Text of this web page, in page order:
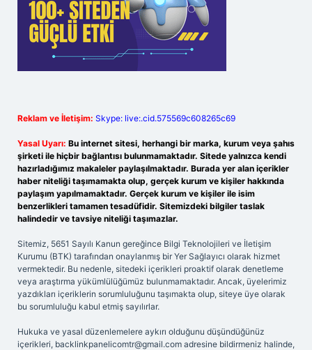
Reklam ve İletişim: Skype: live:.cid.575569c608265c69
Yasal Uyarı: Bu internet sitesi, herhangi bir marka, kurum veya şahıs
şirketi ile hiçbir bağlantısı bulunmamaktadır. Sitede yalnızca kendi
hazırladığımız makaleler paylaşılmaktadır. Burada yer alan içerikler
haber niteliği taşımamakta olup, gerçek kurum ve kişiler hakkında
paylaşım yapılmamaktadır. Gerçek kurum ve kişiler ile isim
benzerlikleri tamamen tesadüfidir. Sitemizdeki bilgiler taslak
halindedir ve tavsiye niteliği taşımazlar.
Sitemiz, 5651 Sayılı Kanun gereğince Bilgi Teknolojileri ve İletişim
Kurumu (BTK) tarafından onaylanmış bir Yer Sağlayıcı olarak hizmet
vermektedir. Bu nedenle, sitedeki içerikleri proaktif olarak denetleme
veya araştırma yükümlülüğümüz bulunmamaktadır. Ancak, üyelerimiz
yazdıkları içeriklerin sorumluluğunu taşımakta olup, siteye üye olarak
bu sorumluluğu kabul etmiş sayılırlar.
Hukuka ve yasal düzenlemelere aykırı olduğunu düşündüğünüz
içerikleri, backlinkpanelicomtr@gmail.com adresine bildirmeniz halinde,